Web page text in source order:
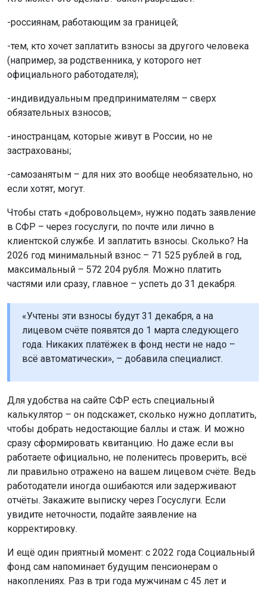
-россиянам, работающим за границей;
-тем, кто хочет заплатить взносы за другого человека
(например, за родственника, у которого нет
официального работодателя);
-индивидуальным предпринимателям – сверх
обязательных взносов;
-иностранцам, которые живут в России, но не
застрахованы;
-самозанятым – для них это вообще необязательно, но
если хотят, могут.
Чтобы стать «добровольцем», нужно подать заявление
в СФР – через госуслуги, по почте или лично в
клиентской службе. И заплатить взносы. Сколько? На
2026 год минимальный взнос – 71 525 рублей в год,
максимальный – 572 204 рубля. Можно платить
частями или сразу, главное – успеть до 31 декабря.
«Учтены эти взносы будут 31 декабря, а на
лицевом счёте появятся до 1 марта следующего
года. Никаких платёжек в фонд нести не надо –
всё автоматически», – добавила специалист.
Для удобства на сайте СФР есть специальный
калькулятор – он подскажет, сколько нужно доплатить,
чтобы добрать недостающие баллы и стаж. И можно
сразу сформировать квитанцию. Но даже если вы
работаете официально, не поленитесь проверить, всё
ли правильно отражено на вашем лицевом счёте. Ведь
работодатели иногда ошибаются или задерживают
отчёты. Закажите выписку через Госуслуги. Если
увидите неточности, подайте заявление на
корректировку.
И ещё один приятный момент: с 2022 года Социальный
фонд сам напоминает будущим пенсионерам о
накоплениях. Раз в три года мужчинам с 45 лет и